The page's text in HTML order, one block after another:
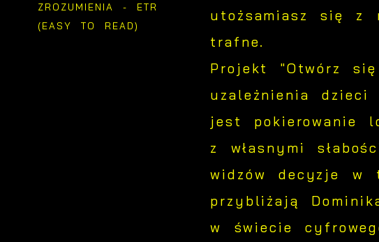
ZROZUMIENIA - ETR
(EASY TO READ)
utożsamiasz się z
trafne.
Projekt "Otwórz
uzależnienia
jest pokierowanie
z własnymi
widzów decyzje w
przybliżają
w świecie
Szanujemy
momencie
Niezbędne
Niezbędne
komfortowe